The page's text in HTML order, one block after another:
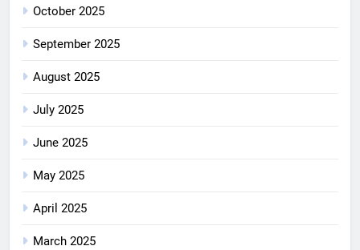
October 2025
September 2025
August 2025
July 2025
June 2025
May 2025
April 2025
March 2025